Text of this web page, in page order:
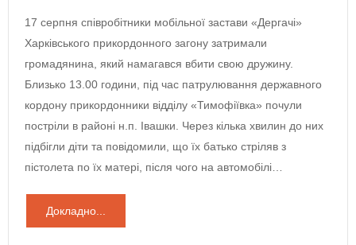
17 серпня співробітники мобільної застави «Дергачі»
Харківського прикордонного загону затримали
громадянина, який намагався вбити свою дружину.
Близько 13.00 години, під час патрулювання державного
кордону прикордонники відділу «Тимофіївка» почули
постріли в районі н.п. Івашки. Через кілька хвилин до них
підбігли діти та повідомили, що їх батько стріляв з
пістолета по їх матері, після чого на автомобілі…
Докладно...